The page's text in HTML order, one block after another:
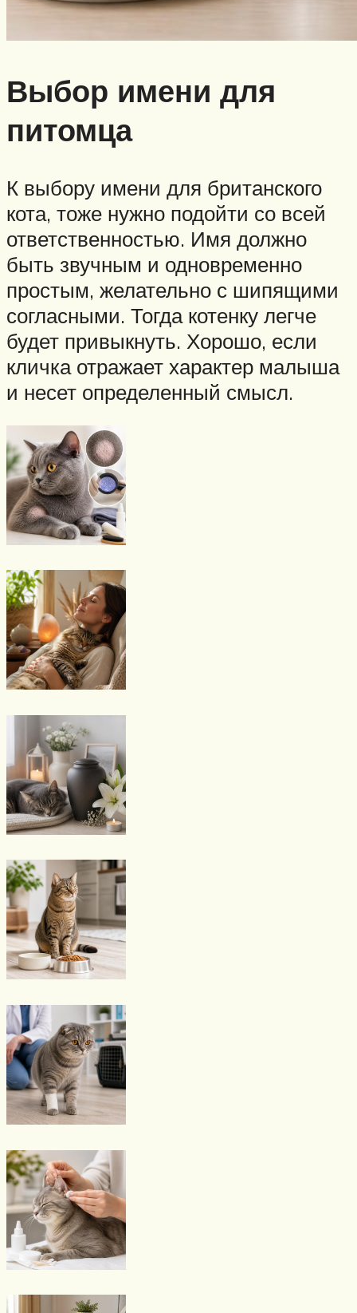
Выбор имени для
питомца
К выбору имени для британского
кота, тоже нужно подойти со всей
ответственностью. Имя должно
быть звучным и одновременно
простым, желательно с шипящими
согласными. Тогда котенку легче
будет привыкнуть. Хорошо, если
кличка отражает характер малыша
и несет определенный смысл.